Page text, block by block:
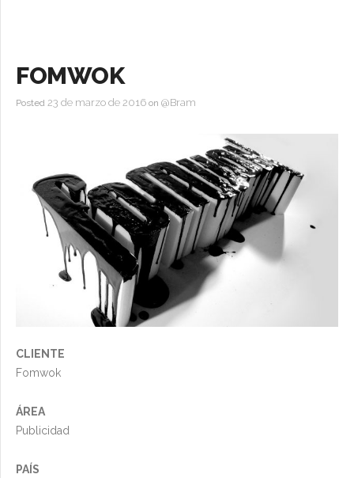
FOMWOK
Posted 23 de marzo de 2016 on @Bram
CLIENTE
Fomwok
ÁREA
Publicidad
PAÍS